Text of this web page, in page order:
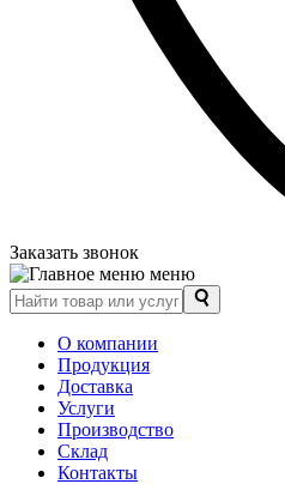
Заказать звонок
меню
О компании
Продукция
Доставка
Услуги
Производство
Склад
Контакты